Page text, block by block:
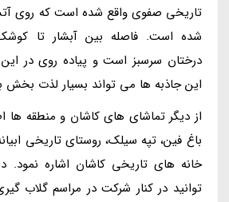
تاریخی صفوی واقع شده است که روی
شده است. فاصله بین آبشار تا
درختان سرسبز است و پیاده روی در
این جاذبه ها می تواند بسیار لذت بخش
از دیگر تماشای های کاشان و منطقه ها
باغ فین، تپه سیلک، روستای تاریخی
خانه های تاریخی کاشان اشاره نمود.
توانید در کنار شرکت در مراسم گلاب